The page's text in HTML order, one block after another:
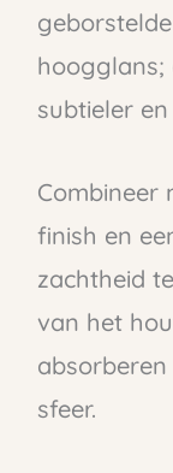
hoogglans;
subtieler
Combineer
finish en
zachtheid
van het
sfeer.